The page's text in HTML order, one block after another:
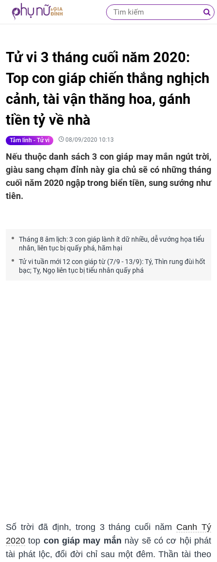
Tử vi 3 tháng cuối năm 2020:
Top con giáp chiến thắng nghịch
cảnh, tài vận thăng hoa, gánh
tiền tỷ về nhà
Tâm linh - Tử vi 08/09/2020 10:13
Nếu thuộc danh sách 3 con giáp may mắn ngút trời,
giàu sang chạm đỉnh này gia chủ sẽ có những tháng
cuối năm 2020 ngập trong biển tiền, sung sướng như
tiên.
Tháng 8 âm lịch: 3 con giáp lành ít dữ nhiều, dễ vướng họa tiểu
nhân, liên tục bị quấy phá, hãm hại
Tử vi tuần mới 12 con giáp từ (7/9 - 13/9): Tý, Thìn rung đùi hốt
bạc; Tỵ, Ngọ liên tục bị tiểu nhân quấy phá
Số trời đã định, trong 3 tháng cuối năm Canh Tý
2020 top con giáp may mắn này sẽ có cơ hội phát
tài phát lộc, đổi đời chỉ sau một đêm. Thần tài theo